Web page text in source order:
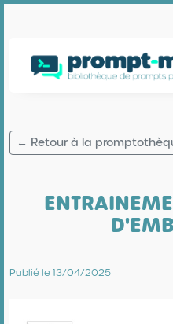
← Retour à la
Publié le 13/04/2025